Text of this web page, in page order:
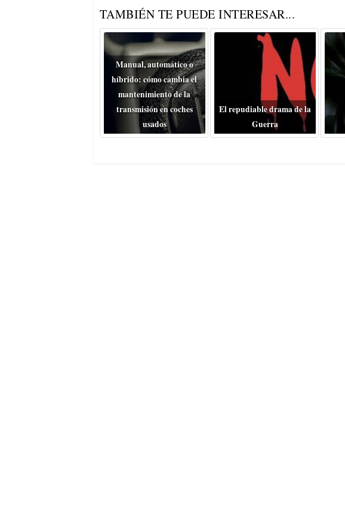
TAMBIÉN TE PUEDE INTERESAR...
Manual, automático o
híbrido: cómo cambia el
mantenimiento de la
transmisión en coches
usados
El repudiable drama de la
Guerra